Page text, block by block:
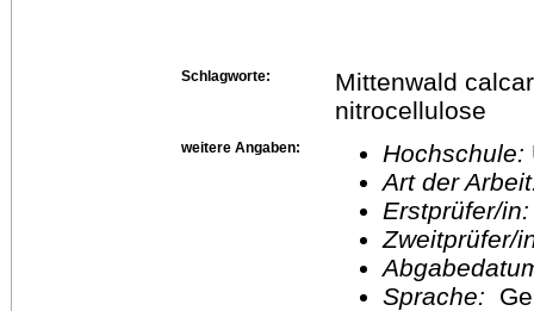
Schlagworte:
Mittenwald
nitrocellulose
weitere Angaben: Hochschule:
Art der
Erstprüfer/
Sprache: